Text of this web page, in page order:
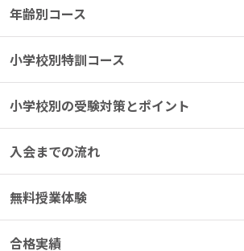
年齢別コース
小学校別特訓コース
小学校別の受験対策とポイント
入会までの流れ
無料授業体験
合格実績